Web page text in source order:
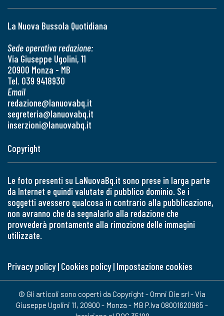
La Nuova Bussola Quotidiana
Sede operativa redazione:
Via Giuseppe Ugolini, 11
20900 Monza - MB
Tel. 039 9418930
Email
redazione@lanuovabq.it
segreteria@lanuovabq.it
inserzioni@lanuovabq.it
Copyright
Le foto presenti su LaNuovaBq.it sono prese in larga parte
da Internet e quindi valutate di pubblico dominio. Se i
soggetti avessero qualcosa in contrario alla pubblicazione,
non avranno che da segnalarlo alla redazione che
provvederà prontamente alla rimozione delle immagini
utilizzate.
Privacy policy| Cookies policy| Impostazione cookies
© Gli articoli sono coperti da Copyright - Omni Die srl - Via
Giuseppe Ugolini 11, 20900 - Monza - MB P.Iva 08001620965 -